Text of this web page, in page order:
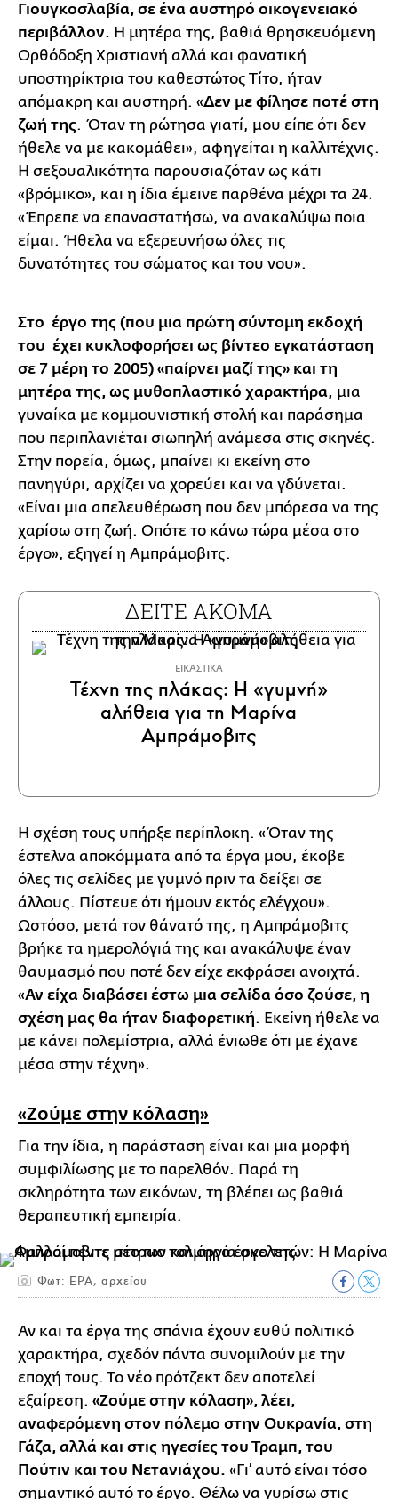
Γιουγκοσλαβία, σε ένα αυστηρό οικογενειακό
περιβάλλον. Η μητέρα της, βαθιά θρησκευόμενη
Ορθόδοξη Χριστιανή αλλά και φανατική
υποστηρίκτρια του καθεστώτος Τίτο, ήταν
απόμακρη και αυστηρή. «Δεν με φίλησε ποτέ στη
ζωή της. Όταν τη ρώτησα γιατί, μου είπε ότι δεν
ήθελε να με κακομάθει», αφηγείται η καλλιτέχνις.
Η σεξουαλικότητα παρουσιαζόταν ως κάτι
«βρόμικο», και η ίδια έμεινε παρθένα μέχρι τα 24.
«Έπρεπε να επαναστατήσω, να ανακαλύψω ποια
είμαι. Ήθελα να εξερευνήσω όλες τις
δυνατότητες του σώματος και του νου».
Στο έργο της (που μια πρώτη σύντομη εκδοχή
του έχει κυκλοφορήσει ως βίντεο εγκατάσταση
σε 7 μέρη το 2005) «παίρνει μαζί της» και τη
μητέρα της, ως μυθοπλαστικό χαρακτήρα, μια
γυναίκα με κομμουνιστική στολή και παράσημα
που περιπλανιέται σιωπηλή ανάμεσα στις σκηνές.
Στην πορεία, όμως, μπαίνει κι εκείνη στο
πανηγύρι, αρχίζει να χορεύει και να γδύνεται.
«Είναι μια απελευθέρωση που δεν μπόρεσα να της
χαρίσω στη ζωή. Οπότε το κάνω τώρα μέσα στο
έργο», εξηγεί η Αμπράμοβιτς.
ΔΕΙΤΕ ΑΚΟΜΑ
ΕΙΚΑΣΤΙΚΑ
Τέχνη της πλάκας: Η «γυμνή»
αλήθεια για τη Μαρίνα
Αμπράμοβιτς
Η σχέση τους υπήρξε περίπλοκη. «Όταν της
έστελνα αποκόμματα από τα έργα μου, έκοβε
όλες τις σελίδες με γυμνό πριν τα δείξει σε
άλλους. Πίστευε ότι ήμουν εκτός ελέγχου».
Ωστόσο, μετά τον θάνατό της, η Αμπράμοβιτς
βρήκε τα ημερολόγιά της και ανακάλυψε έναν
θαυμασμό που ποτέ δεν είχε εκφράσει ανοιχτά.
«Αν είχα διαβάσει έστω μια σελίδα όσο ζούσε, η
σχέση μας θα ήταν διαφορετική. Εκείνη ήθελε να
με κάνει πολεμίστρια, αλλά ένιωθε ότι με έχανε
μέσα στην τέχνη».
«Ζούμε στην κόλαση»
Για την ίδια, η παράσταση είναι και μια μορφή
συμφιλίωσης με το παρελθόν. Παρά τη
σκληρότητα των εικόνων, τη βλέπει ως βαθιά
θεραπευτική εμπειρία.
Φωτ: EPA, αρχείου
Αν και τα έργα της σπάνια έχουν ευθύ πολιτικό
χαρακτήρα, σχεδόν πάντα συνομιλούν με την
εποχή τους. Το νέο πρότζεκτ δεν αποτελεί
εξαίρεση. «Ζούμε στην κόλαση», λέει,
αναφερόμενη στον πόλεμο στην Ουκρανία, στη
Γάζα, αλλά και στις ηγεσίες του Τραμπ, του
Πούτιν και του Νετανιάχου. «Γι’ αυτό είναι τόσο
σημαντικό αυτό το έργο. Θέλω να γυρίσω στις